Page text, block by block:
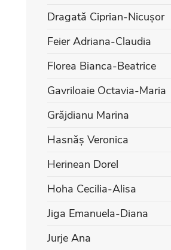
Dragată Ciprian-Nicușor
Feier Adriana-Claudia
Florea Bianca-Beatrice
Gavriloaie Octavia-Maria
Grăjdianu Marina
Hasnăș Veronica
Herinean Dorel
Hoha Cecilia-Alisa
Jiga Emanuela-Diana
Jurje Ana